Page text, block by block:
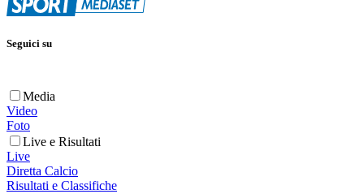
Seguici su
Media
Video
Foto
Live e Risultati
Live
Diretta Calcio
Risultati e Classifiche